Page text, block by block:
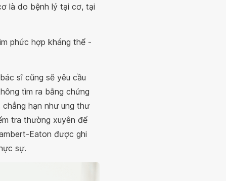
là do bệnh lý tại cơ, tại
phức hợp kháng thể -
sĩ cũng sẽ yêu cầu
tìm ra bằng chứng
hạn như ung thư
tra thường xuyên để
Eaton được ghi
sự.